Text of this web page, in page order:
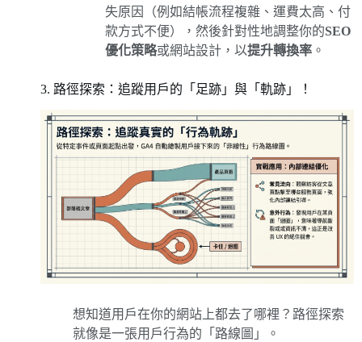
失原因（例如結帳流程複雜、運費太高、付
款方式不便），然後針對性地調整你的SEO
優化策略或網站設計，以提升轉換率 。
3. 路徑探索：追蹤用戶的「足跡」與「軌跡」！
想知道用戶在你的網站上都去了哪裡？路徑探索
就像是一張用戶行為的「路線圖」。